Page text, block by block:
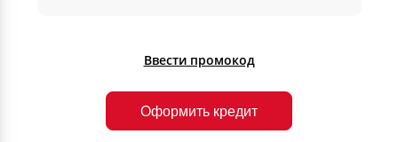
Ввести промокод
Оформить кредит